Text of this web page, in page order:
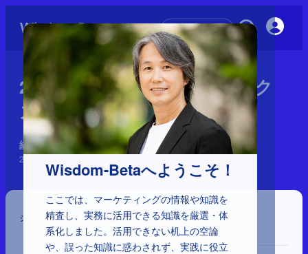
Wisdom-Betaへようこそ！
ここでは、マーケティングの情報や知識を
精査し、実務に活用できる知識を厳選・体
系化しました。活用できない机上の空論
や、誤った知識に惑わされず、実践に役立
初めての方へ
2-3-48：カスタマーダイナミク
スで「マス思考」を回避する
経営とマーケティングの理解
2025年9月30日
シェア